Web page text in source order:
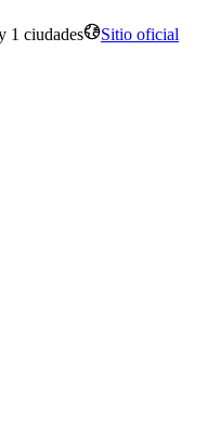
1 ciudades
Sitio oficial